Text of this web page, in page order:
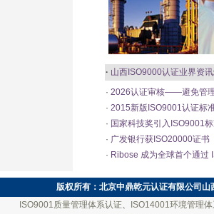
· 山西ISO9000认证业界资讯
· 2026认证审核——避免管
· 2015新版ISO9001认证标
· 国家科技奖引入ISO9001
· 广发银行获ISO20000证书
· Ribose 成为全球首个通过
版权所有： 北京中鼎乾元认证有限公司山
ISO9001质量管理体系认证、
ISO14001环境管理